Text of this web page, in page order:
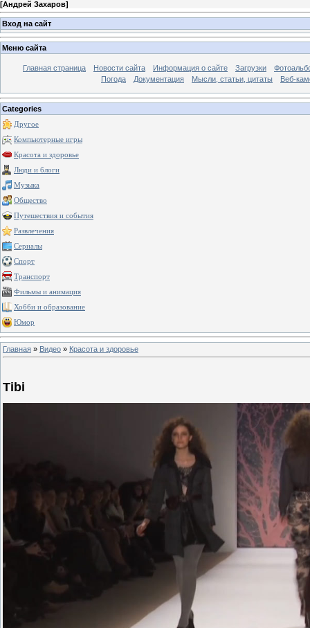
[Андрей Захаров]
Вход на сайт
Меню сайта
Главная страница Новости сайта Информация о сайте Загрузки
Погода
Документация Мысли, статьи, цитаты Веб-
Categories
Другое
Компьютерные игры
Красота и здоровье
Люди и блоги
Музыка
Общество
Путешествия и события
Развлечения
Сериалы
Спорт
Транспорт
Фильмы и анимация
Хобби и образование
Юмор
Главная » Видео » Красота и здоровье
Tibi